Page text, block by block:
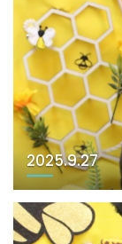
2025.9.27